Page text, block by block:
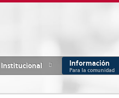
Institucional Información
Para la comunidad